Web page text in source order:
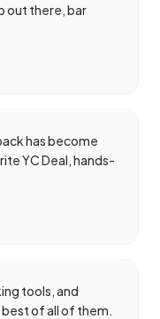
out there, bar
has become
YC Deal, hands-
tools, and
of all of them.